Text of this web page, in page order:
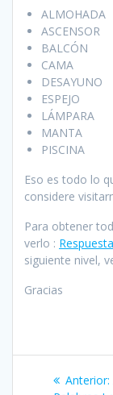
ALMOHADA
ASCENSOR
BALCÓN
CAMA
DESAYUNO
ESPEJO
LÁMPARA
MANTA
PISCINA
Eso es todo lo
considere
Para obtener
verlo :
siguiente nivel,
Gracias
Anterior: